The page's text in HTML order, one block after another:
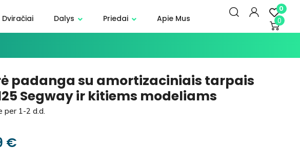
Dviračiai Dalys Priedai Apie Mus
0
0
padanga su amortizaciniais tarpais
Segway ir kitiems modeliams
per 1-2 d.d.
€